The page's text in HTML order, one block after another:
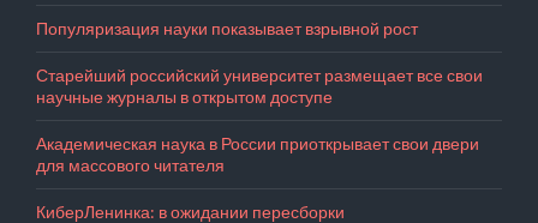
Популяризация науки показывает взрывной рост
Старейший российский университет размещает все свои
научные журналы в открытом доступе
Академическая наука в России приоткрывает свои двери
для массового читателя
КиберЛенинка: в ожидании пересборки